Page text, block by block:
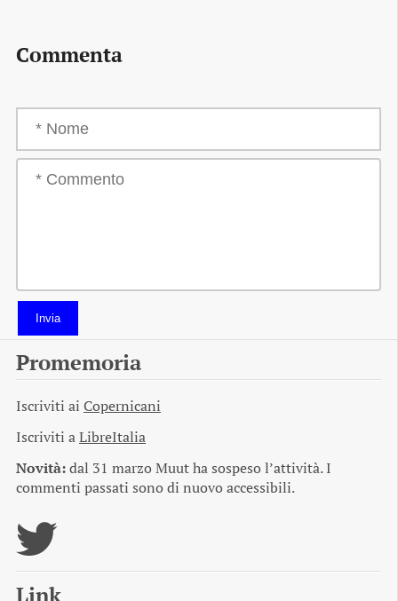
Commenta
Invia
Promemoria
Iscriviti ai Copernicani
Iscriviti aLibreItalia
Novità:dal 31 marzo Muut ha sospeso l’attività. I
commenti passati sono di nuovo accessibili.
Link